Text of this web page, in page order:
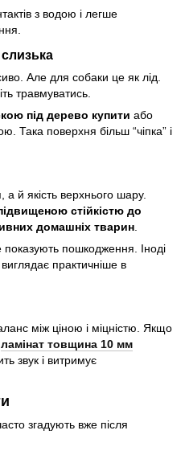
з водою і легше
Але для собаки це як лід.
травмуватись.
під дерево купити або
Така поверхня більш “чіпка” і
а й якість верхнього шару.
стійкістю до
домашніх тварин
пошкодження. Іноді
практичніше в
між ціною і міцністю. Якщо
ламінат товщина 10 мм
звук і витримує
згадують вже після